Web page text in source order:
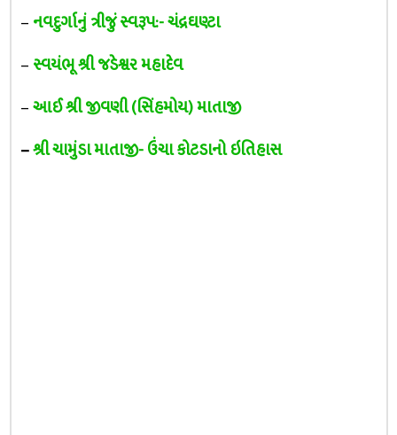
–નવદુર્ગાનું ત્રીજું સ્વરૂપ:- ચંદ્રઘણ્ટા
–સ્વયંભૂ શ્રી જડેશ્વર મહાદેવ
–આઈ શ્રી જીવણી (સિંહમોય) માતાજી
–શ્રી ચામુંડા માતાજી- ઉંચા કોટડાનો ઇતિહાસ